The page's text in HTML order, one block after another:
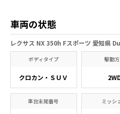
車両の状態
レクサス NX 350h Fスポーツ 愛知県
ボディタイプ
クロカン・ＳＵＶ
駆動
車台末尾番号 ミッシ